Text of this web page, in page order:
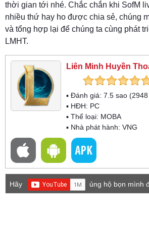
thời gian tới nhé. Chắc chắn khi SofM
nhiều thứ hay ho được chia sẻ, chúng
và tổng hợp lại để chúng ta cùng phát
LMHT.
Liên Minh Huyền
▪ Đánh giá: 7.5 sao (2948
▪ HĐH: PC
▪ Thể loại: MOBA
▪ Nhà phát hành: VNG
Hãy
ủng hộ bọn mình